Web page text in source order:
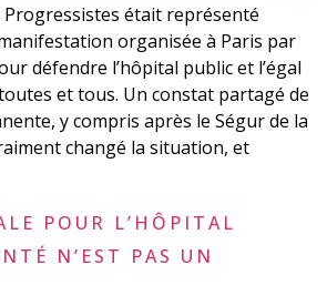
Progressistes était représenté
organisée à Paris par
défendre l’hôpital public et l’égal
et tous. Un constat partagé de
y compris après le Ségur de la
changé la situation, et
POUR L’HÔPITAL
N’EST PAS UN